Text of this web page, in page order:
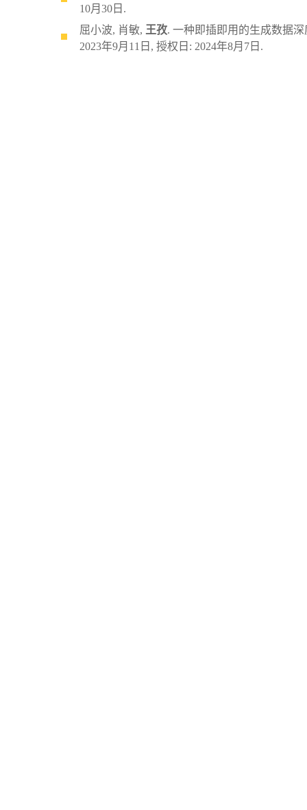
10月30日.
屈小波, 肖敏, 王孜. 一种即插即用的生成数据深
2023年9月11日, 授权日: 2024年8月7日.